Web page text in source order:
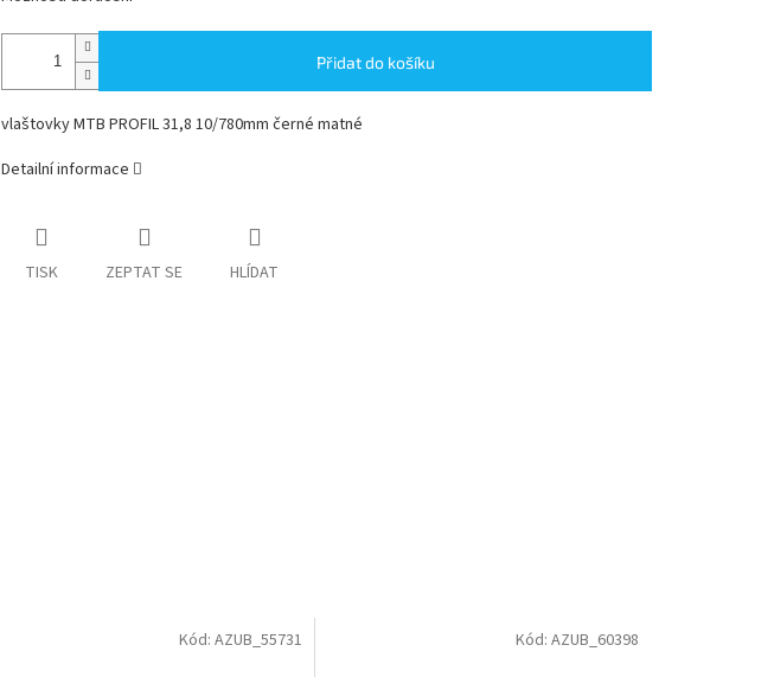
Přidat do košíku
vlaštovky MTB PROFIL 31,8 10/780mm černé matné
Detailní informace
TISK ZEPTAT SE HLÍDAT
Kód: AZUB_55731 Kód: AZUB_60398